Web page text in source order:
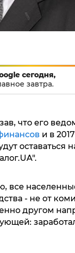
сегодня,
завтра.
что его
и в
оставаться
все
- не от
другом